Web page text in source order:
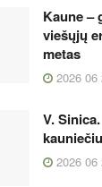
Kaune –
viešųjų
metas
2026 06
V.
2026 06